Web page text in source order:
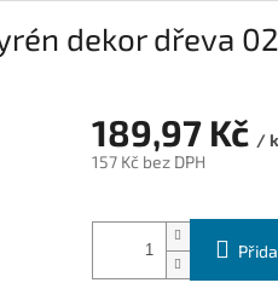
dekor dřeva 02
189,97 Kč /
157 Kč bez DPH
cena: